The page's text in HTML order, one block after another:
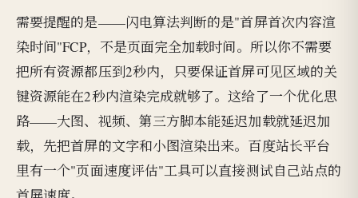
需要提醒的是——闪电算法判断的是"首屏首次内容渲
染时间"FCP，不是页面完全加载时间。所以你不需要
把所有资源都压到2秒内，只要保证首屏可见区域的关
键资源能在2秒内渲染完成就够了。这给了一个优化思
路——大图、视频、第三方脚本能延迟加载就延迟加
载，先把首屏的文字和小图渲染出来。百度站长平台
里有一个"页面速度评估"工具可以直接测试自己站点的